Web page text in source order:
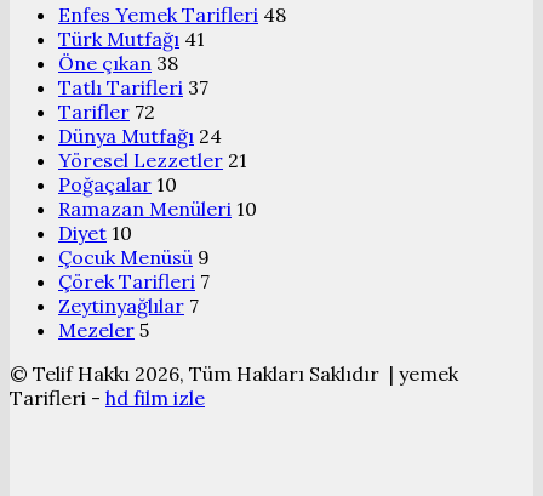
Enfes Yemek Tarifleri 48
Türk Mutfağı 41
Öne çıkan 38
Tatlı Tarifleri 37
Tarifler 72
Dünya Mutfağı 24
Yöresel Lezzetler 21
Poğaçalar 10
Ramazan Menüleri 10
Diyet 10
Çocuk Menüsü 9
Çörek Tarifleri 7
Zeytinyağlılar 7
Mezeler 5
© Telif Hakkı 2026, Tüm Hakları Saklıdır | yemek
Tarifleri - hd film izle